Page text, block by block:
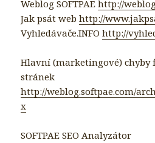
Weblog SOFTPAEhttp://
Jak psát webhttp://
Vyhledávače.INFOhttp://
Hlavní (marketingové)
stránek
http://weblog.softpae.com/
x
SOFTPAE SEO Analyzátor